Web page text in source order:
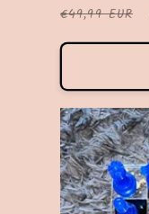
Prix
habituel
€49,99 EUR